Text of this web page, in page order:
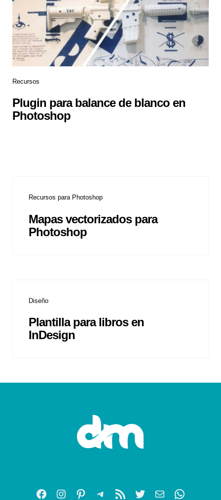
Recursos
Plugin para balance de blanco en
Photoshop
Recursos para Photoshop
Mapas vectorizados para
Photoshop
Diseño
Plantilla para libros en
InDesign